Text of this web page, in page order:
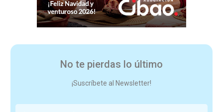
No te pierdas lo último
¡Suscríbete al Newsletter!